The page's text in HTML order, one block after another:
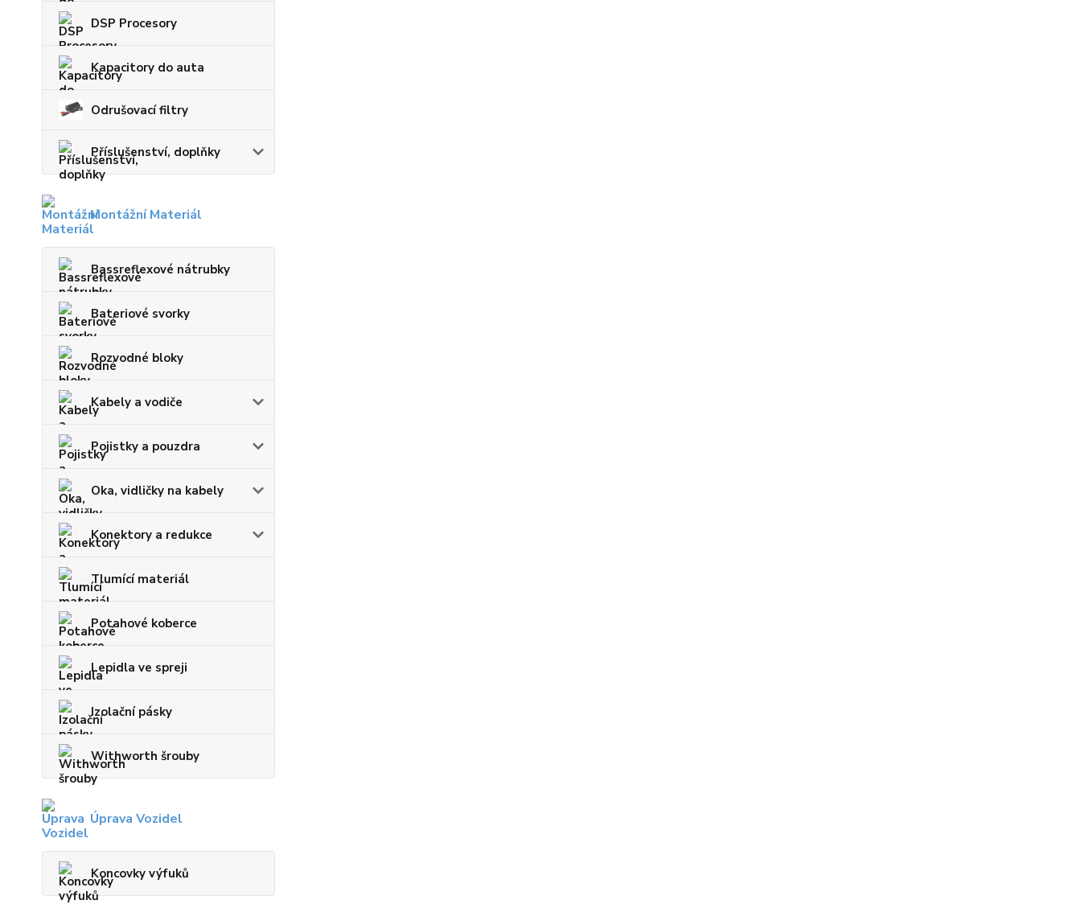
DSP Procesory
Kapacitory do auta
Odrušovací filtry
Příslušenství, doplňky
Montážní Materiál
Bassreflexové nátrubky
Bateriové svorky
Rozvodné bloky
Kabely a vodiče
Pojistky a pouzdra
Oka, vidličky na kabely
Konektory a redukce
Tlumící materiál
Potahové koberce
Lepidla ve spreji
Izolační pásky
Withworth šrouby
Úprava Vozidel
Koncovky výfuků